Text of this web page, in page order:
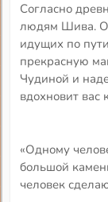
Согласно
людям Шива.
идущих по
прекрасную
Чудиной и
вдохновит вас
«Одному
большой
человек